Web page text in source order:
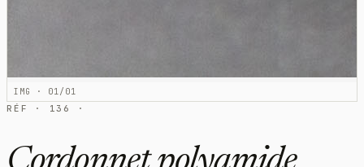
IMG · 01/01
RÉF · 136 ·